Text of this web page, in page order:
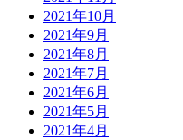
2021年10月
2021年9月
2021年8月
2021年7月
2021年6月
2021年5月
2021年4月